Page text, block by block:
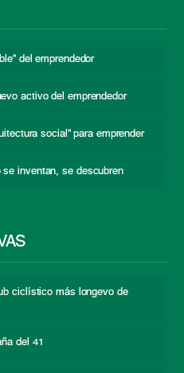
del emprendedor
activo del emprendedor
social” para emprender
se inventan, se descubren
ciclístico más longevo de
del 41